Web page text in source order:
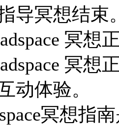
导冥想结束
冥想正
冥想正
动体验。
冥想指南